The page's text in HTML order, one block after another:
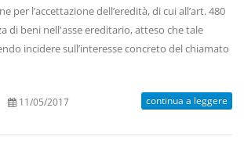
per l’accettazione dell’eredità, di cui all’art. 480
di beni nell'asse ereditario, atteso che tale
incidere sull’interesse concreto del chiamato
11/05/2017 continua a leggere